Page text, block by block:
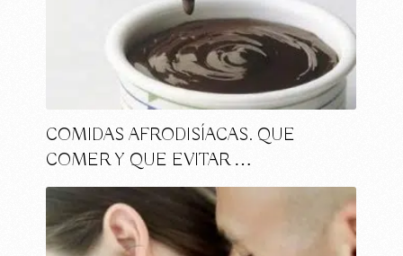
COMIDAS AFRODISÍACAS. QUE
COMER Y QUE EVITAR …